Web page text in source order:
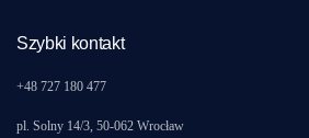
Szybki kontakt
+48 727 180 477
pl. Solny 14/3, 50-062 Wrocław